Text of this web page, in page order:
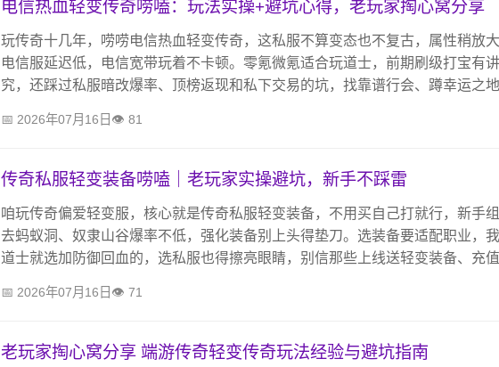
电信热血轻变传奇唠嗑：玩法实操+避坑心得，老玩家掏心窝分享
玩传奇十几年，唠唠电信热血轻变传奇，这私服不算变态也不复古，属性稍放大
电信服延迟低，电信宽带玩着不卡顿。零氪微氪适合玩道士，前期刷级打宝有讲
究，还踩过私服暗改爆率、顶榜返现和私下交易的坑，找靠谱行会、蹲幸运之
2026年07月16日 81
传奇私服轻变装备唠嗑｜老玩家实操避坑，新手不踩雷
咱玩传奇偏爱轻变服，核心就是传奇私服轻变装备，不用买自己打就行，新手
去蚂蚁洞、奴隶山谷爆率不低，强化装备别上头得垫刀。选装备要适配职业，
道士就选加防御回血的，选私服也得擦亮眼睛，别信那些上线送轻变装备、充
就够了。
2026年07月16日 71
老玩家掏心窝分享 端游传奇轻变传奇玩法经验与避坑指南